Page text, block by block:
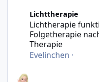
Lichttherapie
Lichtherapie
Folgetherapie
Therapie
Evelinchen ·